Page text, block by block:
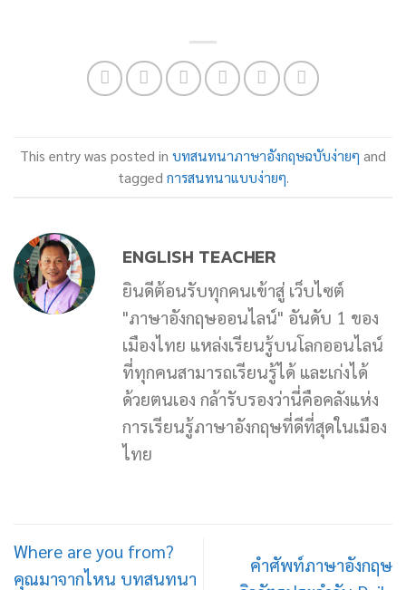
This entry was posted in บทสนทนาภาษาอังกฤษฉบับง่ายๆ and
tagged การสนทนาแบบง่ายๆ.
ENGLISH TEACHER
ยินดีต้อนรับทุกคนเข้าสู่ เว็บไซต์
"ภาษาอังกฤษออนไลน์" อันดับ 1 ของ
เมืองไทย แหล่งเรียนรู้บนโลกออนไลน์
ที่ทุกคนสามารถเรียนรู้ได้ และเก่งได้
ด้วยตนเอง กล้ารับรองว่านี่คือคลังแห่ง
การเรียนรู้ภาษาอังกฤษที่ดีที่สุดในเมือง
ไทย
Where are you from?
คุณมาจากไหน บทสนทนา
คำศัพท์ภาษาอังกฤษ